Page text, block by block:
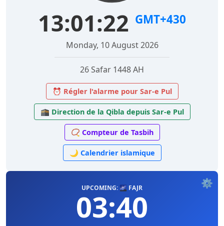
13:01:23 GMT+430
Monday, 10 August 2026
26 Safar 1448 AH
⏰ Régler l'alarme pour Sar-e Pul
🕋 Direction de la Qibla depuis Sar-e Pul
📿 Compteur de Tasbih
🌙 Calendrier islamique
⚙️
UPCOMING: 🌌 FAJR
03:40